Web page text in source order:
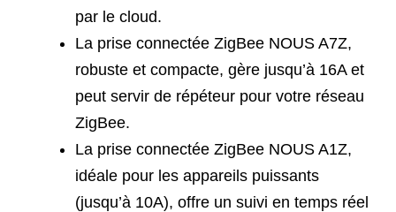
par le cloud.
La prise connectée ZigBee NOUS A7Z,
robuste et compacte, gère jusqu’à 16A et
peut servir de répéteur pour votre réseau
ZigBee.
La prise connectée ZigBee NOUS A1Z,
idéale pour les appareils puissants
(jusqu’à 10A), offre un suivi en temps réel